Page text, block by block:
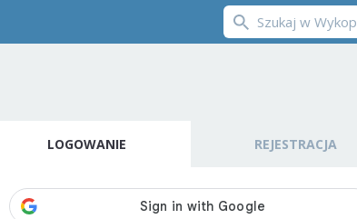
LOGOWANIE REJESTRACJA